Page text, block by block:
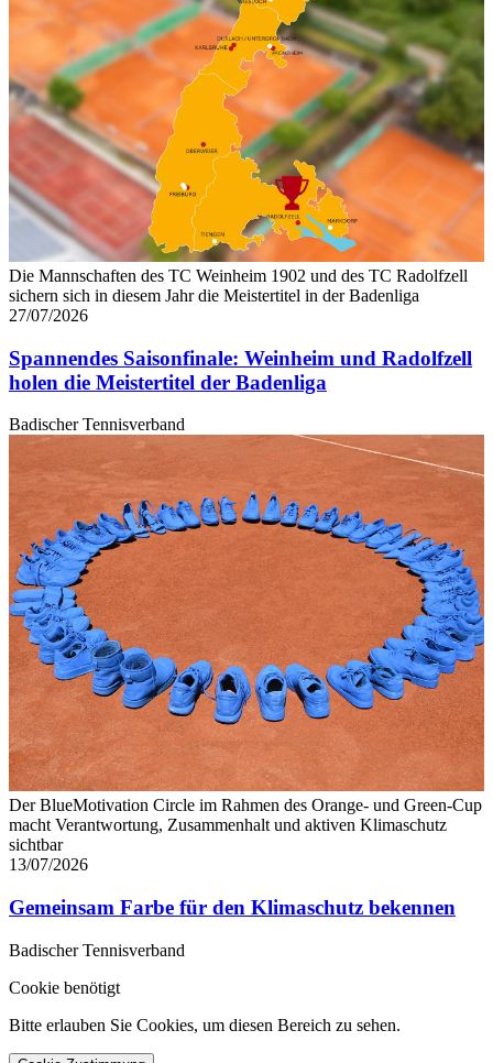
Die Mannschaften des TC Weinheim 1902 und des TC Radolfzell
sichern sich in diesem Jahr die Meistertitel in der Badenliga
27/07/2026
Spannendes Saisonfinale: Weinheim und Radolfzell
holen die Meistertitel der Badenliga
Badischer Tennisverband
Der BlueMotivation Circle im Rahmen des Orange- und Green-Cup
macht Verantwortung, Zusammenhalt und aktiven Klimaschutz
sichtbar
13/07/2026
Gemeinsam Farbe für den Klimaschutz bekennen
Badischer Tennisverband
Cookie benötigt
Bitte erlauben Sie Cookies, um diesen Bereich zu sehen.